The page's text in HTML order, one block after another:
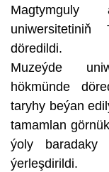
Magtymguly
döredildi.
Muzeýde
hökmünde
taryhy beýan
tamamlan
ýoly baradaky
ýerleşdirildi.